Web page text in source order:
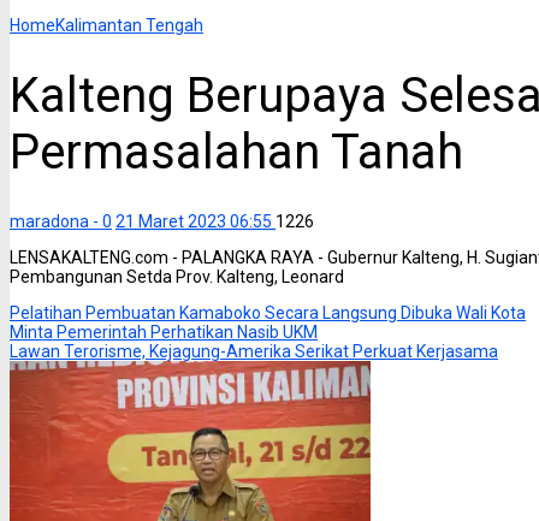
HomeKalimantan Tengah
Kalteng Berupaya
Permasalahan Tanah
maradona - 0 21 Maret 2023 06:55 1226
LENSAKALTENG.com - PALANGKA RAYA - Gubernur Kalteng, H.
Pembangunan Setda Prov. Kalteng, Leonard
Pelatihan Pembuatan Kamaboko Secara Langsung Dibuka Wali Kota
Minta Pemerintah Perhatikan Nasib UKM
Lawan Terorisme, Kejagung-Amerika Serikat Perkuat Kerjasama